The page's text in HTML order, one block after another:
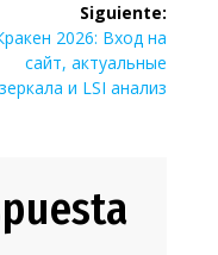
Siguiente:
entrada:
2026: Вход на
сайт, актуальные
зеркала и LSI анализ